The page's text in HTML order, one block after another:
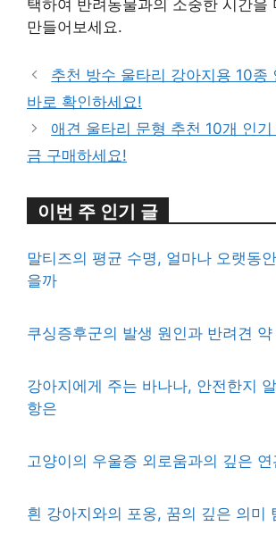
택하여 반려동물과의 소중한 시간을
만들어보세요.
추천 방수 울타리 강아지용 10종
바로 확인하세요!
애견 울타리 문형 추천 10개 인
금 구매하세요!
이번 주 인기 글
말티즈의 평균 수명, 얼마나 오랫동
을까
쿠싱증후군의 발생 원인과 반려견
강아지에게 주는 바나나, 안전한지
항은
고양이의 우울증 외로움과의 깊은 연
흰 강아지와의 포옹, 꿈의 깊은 의미